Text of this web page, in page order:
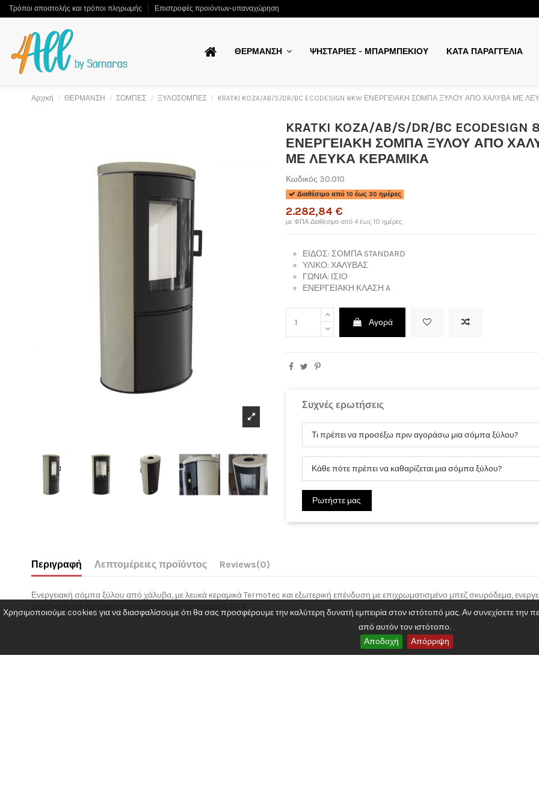
Τρόποι αποστολής και τρόποι πληρωμής Επιστροφές προιόντων-υπαναχώρηση
ΘΕΡΜΑΝΣΗ ΨΗΣΤΑΡΙΕΣ - ΜΠΑΡΜΠΕΚΙΟΥ ΚΑΤΑ ΠΑΡΑΓΓΕΛΙΑ
Αρχική ΘΕΡΜΑΝΣΗ ΣΟΜΠΕΣ ΞΥΛΟΣΟΜΠΕΣ KRATKI KOZA/AB/S/DR/BC ECODESIGN 8KW ΕΝΕΡΓΕΙΑΚΗ ΣΟΜΠΑ ΞΥΛΟΥ ΑΠΟ ΧΑΛΥΒΑ ΜΕ
KRATKI KOZA/AB/S/DR/BC ECODESIGN
ΕΝΕΡΓΕΙΑΚΗ ΣΟΜΠΑ ΞΥΛΟΥ ΑΠΟ
ΜΕ ΛΕΥΚΑ ΚΕΡΑΜΙΚΑ
Κωδικός 30.010
Διαθέσιμο από 10 έως 30 ημέρες
2.282,84 €
με ΦΠΑΔιαθέσιμο από 4 έως 10 ημέρες
ΕΙΔΟΣ: ΣΟΜΠΑ STANDARD
ΥΛΙΚΟ: ΧΑΛΥΒΑΣ
ΓΩΝΙΑ: ΙΣΙΟ
ΕΝΕΡΓΕΙΑΚΗ ΚΛΑΣΗ A
Αγορά
Συχνές ερωτήσεις
Τι πρέπει να προσέξω πριν αγοράσω μια σόμπα ξύλου?
Κάθε πότε πρέπει να καθαρίζεται μια σόμπα ξύλου?
Ρωτήστε μας
Περιγραφή Λεπτομέρειες προϊόντος Reviews(0)
Ενεργειακή σόμπα ξύλου από χάλυβα, με λευκά κεραμικά Termotec και εξωτερική επένδυση με επιχρωματισμένο μπεζ σκυρόδεμα,
Sign up to newsletter
Επικοινωνήστε μαζί μας
Ο λογαριασμός μου
Ο λογαριασμός μου
Ιστορικό παραγγελιών
Ταυτότητα
2020 Powered by 3dd. Design By Tsilis. All Rights Reserved
Χρησιμοποιούμε cookies για να διασφαλίσουμε ότι θα σας προσφέρουμε την καλύτερη δυνατή εμπειρία στον ιστότοπό μας. Αν συνεχίσετε την
από αυτόν τον ιστότοπο.
Αποδοχή
Απόρριψη